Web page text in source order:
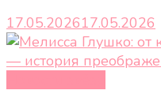
17.05.202617.05.2026